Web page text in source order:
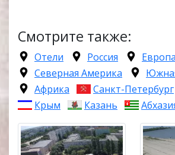
Смотрите также:
Отели Россия Европа
Северная Америка
Африка
Санкт-Петербург
Крым
Казань